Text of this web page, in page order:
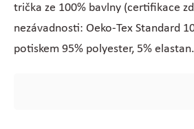
trička ze 100% bavlny (certifikace
nezávadnosti: Oeko-Tex Standard
potiskem 95% polyester, 5% elastan.